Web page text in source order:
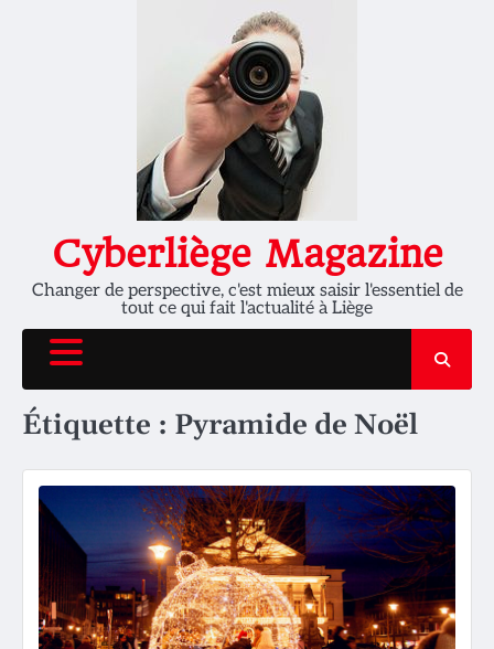
Cyberliège Magazine
Changer de perspective, c'est mieux saisir l'essentiel de
tout ce qui fait l'actualité à Liège
Étiquette : Pyramide de Noël